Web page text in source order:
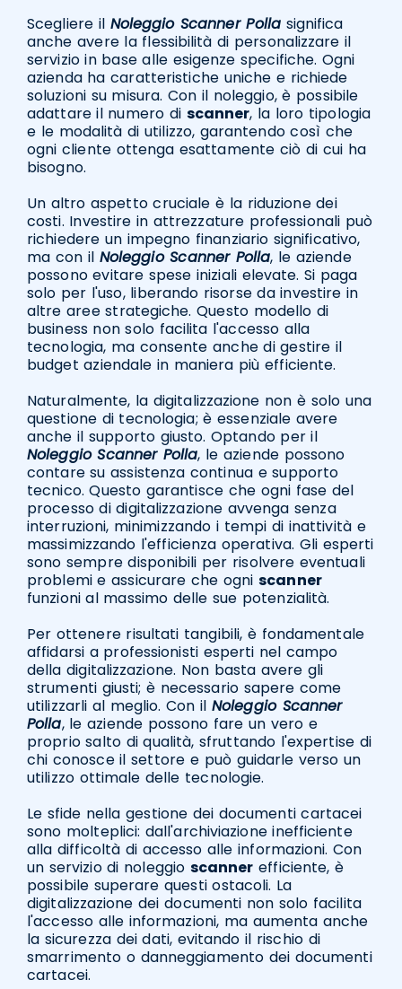
Scegliere il Noleggio Scanner Pollasignifica
anche avere la flessibilità di personalizzare il
servizio in base alle esigenze specifiche. Ogni
azienda ha caratteristiche uniche e richiede
soluzioni su misura. Con il noleggio, è possibile
adattare il numero di scanner, la loro tipologia
e le modalità di utilizzo, garantendo così che
ogni cliente ottenga esattamente ciò di cui ha
bisogno.
Un altro aspetto cruciale è la riduzione dei
costi. Investire in attrezzature professionali può
richiedere un impegno finanziario significativo,
ma con il Noleggio Scanner Polla, le aziende
possono evitare spese iniziali elevate. Si paga
solo per l'uso, liberando risorse da investire in
altre aree strategiche. Questo modello di
business non solo facilita l'accesso alla
tecnologia, ma consente anche di gestire il
budget aziendale in maniera più efficiente.
Naturalmente, la digitalizzazione non è solo una
questione di tecnologia; è essenziale avere
anche il supporto giusto. Optando per il
Noleggio Scanner Polla, le aziende possono
contare su assistenza continua e supporto
tecnico. Questo garantisce che ogni fase del
processo di digitalizzazione avvenga senza
interruzioni, minimizzando i tempi di inattività e
massimizzando l'efficienza operativa. Gli esperti
sono sempre disponibili per risolvere eventuali
problemi e assicurare che ogniscanner
funzioni al massimo delle sue potenzialità.
Per ottenere risultati tangibili, è fondamentale
affidarsi a professionisti esperti nel campo
della digitalizzazione. Non basta avere gli
strumenti giusti; è necessario sapere come
utilizzarli al meglio. Con ilNoleggio Scanner
Polla, le aziende possono fare un vero e
proprio salto di qualità, sfruttando l'expertise di
chi conosce il settore e può guidarle verso un
utilizzo ottimale delle tecnologie.
Le sfide nella gestione dei documenti cartacei
sono molteplici: dall'archiviazione inefficiente
alla difficoltà di accesso alle informazioni. Con
un servizio di noleggio scanner efficiente, è
possibile superare questi ostacoli. La
digitalizzazione dei documenti non solo facilita
l'accesso alle informazioni, ma aumenta anche
la sicurezza dei dati, evitando il rischio di
smarrimento o danneggiamento dei documenti
cartacei.